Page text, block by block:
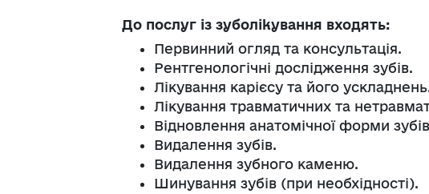
До послуг із зуболікування входять:
Первинний огляд та консультація.
Рентгенологічні дослідження зубів.
Лікування карієсу та його
Лікування травматичних та
Відновлення анатомічної форми
Видалення зубів.
Видалення зубного каменю.
Шинування зубів (при необхідності).